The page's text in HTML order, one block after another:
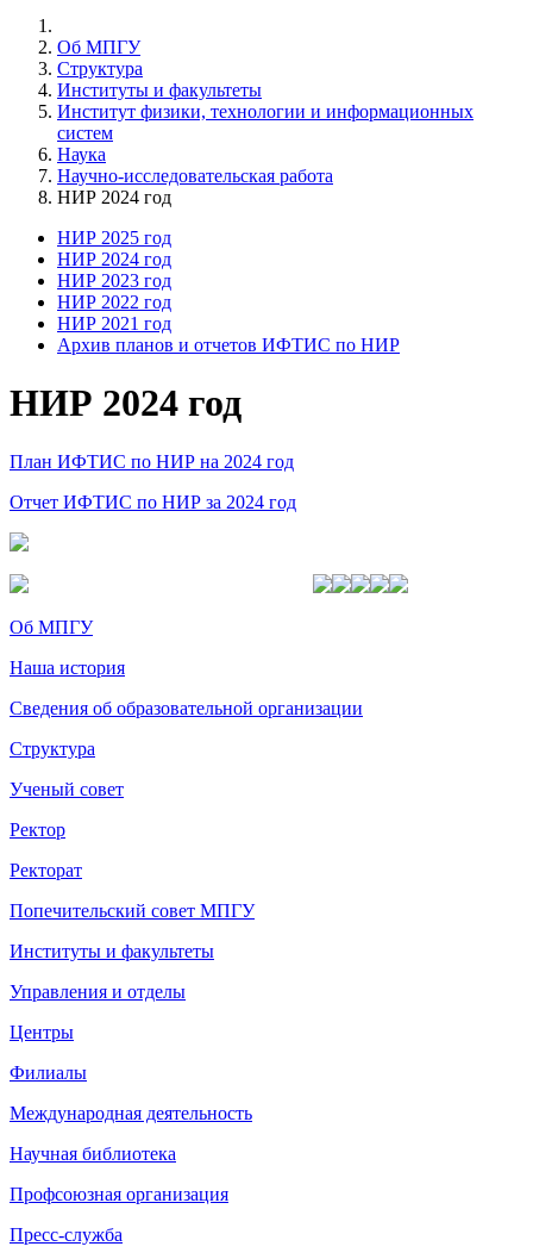
Об МПГУ
Структура
Институты и факультеты
Институт физики, технологии и информационных
систем
Наука
Научно-исследовательская работа
НИР 2024 год
НИР 2025 год
НИР 2024 год
НИР 2023 год
НИР 2022 год
НИР 2021 год
Архив планов и отчетов ИФТИС по НИР
НИР 2024 год
План ИФТИС по НИР на 2024 год
Отчет ИФТИС по НИР за 2024 год
Об МПГУ
Наша история
Сведения об образовательной организации
Структура
Ученый совет
Ректор
Ректорат
Попечительский совет МПГУ
Институты и факультеты
Управления и отделы
Центры
Филиалы
Международная деятельность
Научная библиотека
Профсоюзная организация
Пресс-служба